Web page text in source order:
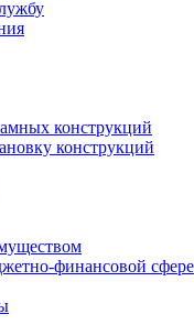
конструкций
конструкций
финансовой сфере